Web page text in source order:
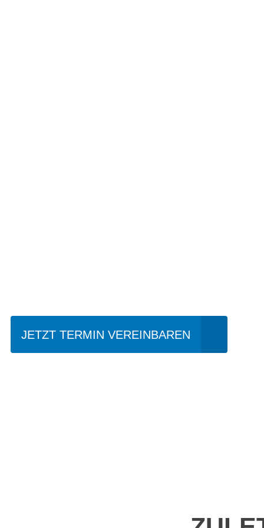
JETZT TERMIN VEREINBAREN